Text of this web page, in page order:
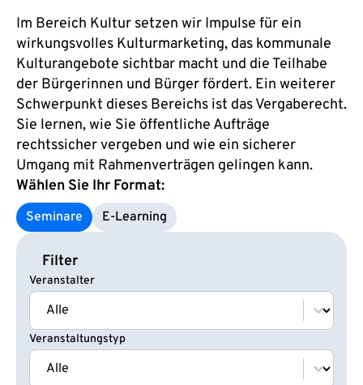
Im Bereich Kultur setzen wir Impulse für ein
wirkungsvolles Kulturmarketing, das kommunale
Kulturangebote sichtbar macht und die Teilhabe
der Bürgerinnen und Bürger fördert. Ein weiterer
Schwerpunkt dieses Bereichs ist das Vergaberecht.
Sie lernen, wie Sie öffentliche Aufträge
rechtssicher vergeben und wie ein sicherer
Umgang mit Rahmenverträgen gelingen kann.
Wählen Sie Ihr Format:
Seminare E‑Learning
Filter
Veranstalter
Veranstalter
Veranstalter
Veranstaltungstyp
Veranstaltungstyp
Veranstaltungstyp